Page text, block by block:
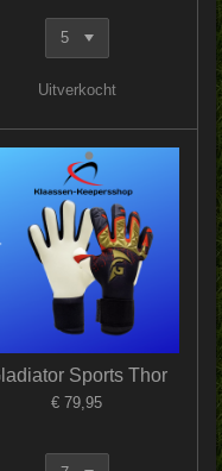
Uitverkocht
Sports Thor
€ 79,95